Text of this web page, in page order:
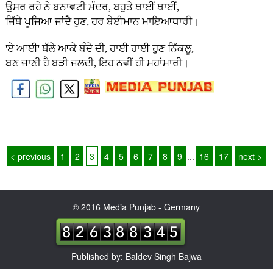
ਉਸਰ ਰਹੇ ਨੇ ਬਨਾਵਟੀ ਮੰਦਰ, ਬਹੁਤੇ ਥਾਈਂ ਥਾਈਂ,
ਜਿੱਥੇ ਪੂਜਿਆ ਜਾਂਦੈ ਹੁਣ, ਹਰ ਬੇਈਮਾਨ ਮਾਇਆਧਾਰੀ।
'ਏ ਆਈ' ਥੱਲੇ ਆਕੇ ਬੰਦੇ ਦੀ, ਹਾਈ ਹਾਈ ਹੁਣ ਨਿੱਕਲੂ,
ਬਣ ਜਾਣੀ ਹੈ ਬੜੀ ਜਲਦੀ, ਇਹ ਨਵੀਂ ਹੀ ਮਹਾਂਮਾਰੀ।
< previous 1 2 3 4 5 6 7 8 9 ... 16 17 next >
© 2016 Media Punjab - Germany
Published by: Baldev Singh Bajwa